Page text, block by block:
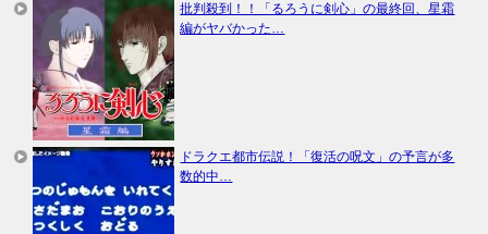
批判殺到！！「るろうに剣心」の最終回、星霜
編がヤバかった…
ドラクエ都市伝説！「復活の呪文」の予言が多
数的中…